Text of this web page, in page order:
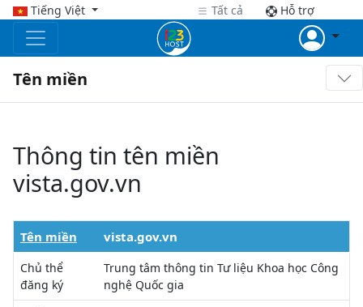
Tiếng Việt Tất cả Hỗ trợ
Tên miền
Thông tin tên miền
vista.gov.vn
Tên miền vista.gov.vn
Chủ thể
đăng ký
Trung tâm thông tin Tư liệu Khoa học Công
nghệ Quốc gia